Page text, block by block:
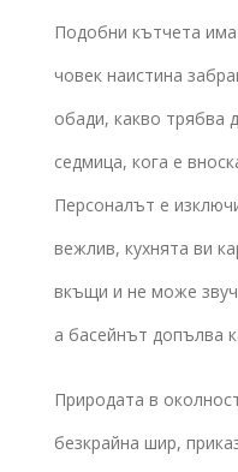
Подобни кътчета
човек наистина
обади, какво трябва
седмица, кога е
Персоналът е
вежлив, кухнята ви
вкъщи и не може
а басейнът допълва
Природата в
безкрайна шир,